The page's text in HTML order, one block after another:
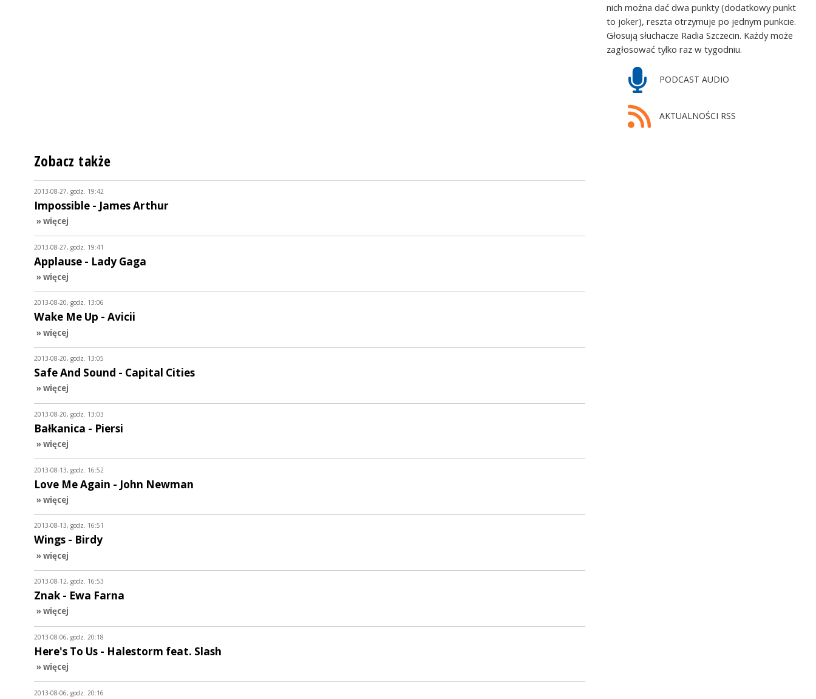
nich można dać dwa punkty (dodatkowy punkt
to joker), reszta otrzymuje po jednym punkcie.
Głosują słuchacze Radia Szczecin. Każdy może
zagłosować tylko raz w tygodniu.
PODCAST AUDIO
AKTUALNOŚCI RSS
Zobacz także
2013-08-27, godz. 19:42
Impossible - James Arthur
» więcej
2013-08-27, godz. 19:41
Applause - Lady Gaga
» więcej
2013-08-20, godz. 13:06
Wake Me Up - Avicii
» więcej
2013-08-20, godz. 13:05
Safe And Sound - Capital Cities
» więcej
2013-08-20, godz. 13:03
Bałkanica - Piersi
» więcej
2013-08-13, godz. 16:52
Love Me Again - John Newman
» więcej
2013-08-13, godz. 16:51
Wings - Birdy
» więcej
2013-08-12, godz. 16:53
Znak - Ewa Farna
» więcej
2013-08-06, godz. 20:18
Here's To Us - Halestorm feat. Slash
» więcej
2013-08-06, godz. 20:16